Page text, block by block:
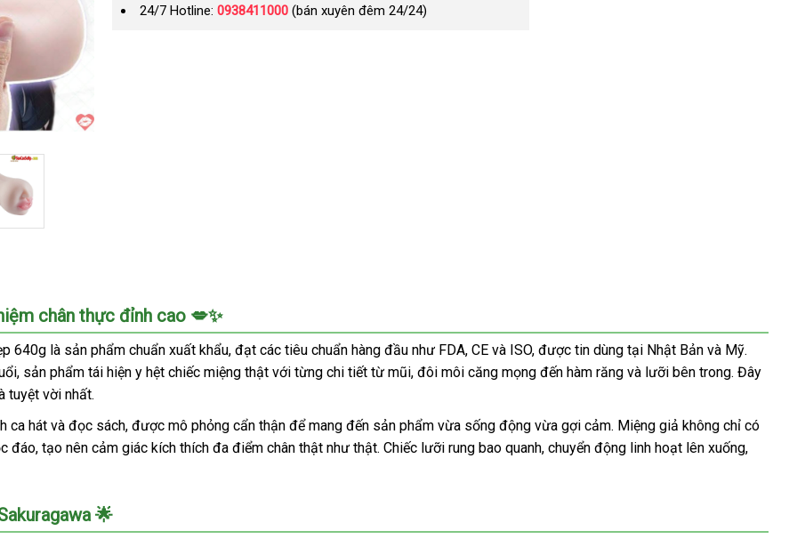
24/7 Hotline: 0938411000(bán xuyên đêm 24/24)
chân thực đỉnh cao 💋✨
640g là sản phẩm chuẩn xuất khẩu, đạt các tiêu chuẩn hàng đầu như FDA, CE và ISO, được tin dùng tại Nhật Bản và Mỹ.
sản phẩm tái hiện y hệt chiếc miệng thật với từng chi tiết từ mũi, đôi môi căng mọng đến hàm răng và lưỡi bên trong. Đây
tuyệt vời nhất.
ca hát và đọc sách, được mô phỏng cẩn thận để mang đến sản phẩm vừa sống động vừa gợi cảm. Miệng giả không chỉ có
tạo nên cảm giác kích thích đa điểm chân thật như thật. Chiếc lưỡi rung bao quanh, chuyển động linh hoạt lên xuống,
🌟